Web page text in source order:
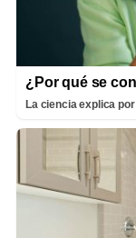
¿Por qué se
La ciencia explica